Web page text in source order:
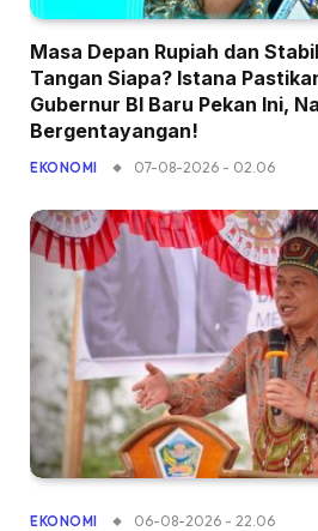
Masa Depan Rupiah dan
Tangan Siapa? Istana
Gubernur BI Baru Pekan Ini,
Bergentayangan!
EKONOMI 07-08-2026 - 02.06
EKONOMI 06-08-2026 - 22.06